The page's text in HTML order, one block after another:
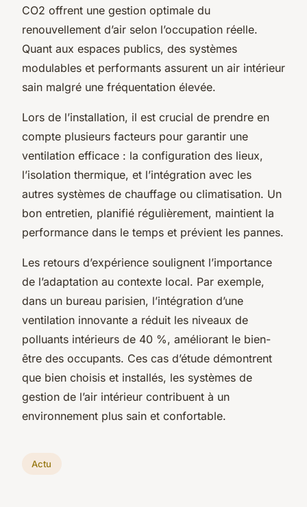
CO2 offrent une gestion optimale du
renouvellement d’air selon l’occupation réelle.
Quant aux espaces publics, des systèmes
modulables et performants assurent un air intérieur
sain malgré une fréquentation élevée.
Lors de l’installation, il est crucial de prendre en
compte plusieurs facteurs pour garantir une
ventilation efficace : la configuration des lieux,
l’isolation thermique, et l’intégration avec les
autres systèmes de chauffage ou climatisation. Un
bon entretien, planifié régulièrement, maintient la
performance dans le temps et prévient les pannes.
Les retours d’expérience soulignent l’importance
de l’adaptation au contexte local. Par exemple,
dans un bureau parisien, l’intégration d’une
ventilation innovante a réduit les niveaux de
polluants intérieurs de 40 %, améliorant le bien-
être des occupants. Ces cas d’étude démontrent
que bien choisis et installés, les systèmes de
gestion de l’air intérieur contribuent à un
environnement plus sain et confortable.
Actu